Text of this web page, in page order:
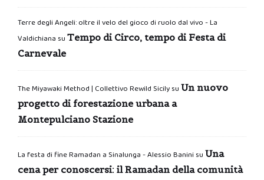
Terre degli Angeli: oltre il velo del gioco di ruolo dal vivo - La
Valdichiana su Tempo di Circo, tempo di Festa di
Carnevale
The Miyawaki Method | Collettivo Rewild Sicilysu Un nuovo
progetto di forestazione urbana a
Montepulciano Stazione
La festa di fine Ramadan a Sinalunga - Alessio Banini su Una
cena per conoscersi: il Ramadan della comunità